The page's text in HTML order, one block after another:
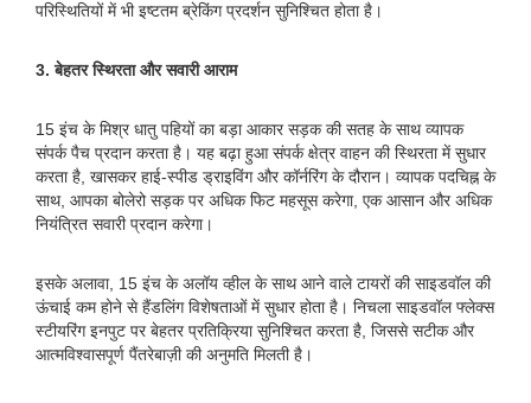
परिस्थितियों में भी इष्टतम ब्रेकिंग प्रदर्शन सुनिश्चित होता है।
3. बेहतर स्थिरता और सवारी आराम
15 इंच के मिश्र धातु पहियों का बड़ा आकार सड़क की सतह के साथ व्यापक
संपर्क पैच प्रदान करता है। यह बढ़ा हुआ संपर्क क्षेत्र वाहन की स्थिरता में सुधार
करता है, खासकर हाई-स्पीड ड्राइविंग और कॉर्नरिंग के दौरान। व्यापक पदचिह्न के
साथ, आपका बोलेरो सड़क पर अधिक फिट महसूस करेगा, एक आसान और अधिक
नियंत्रित सवारी प्रदान करेगा।
इसके अलावा, 15 इंच के अलॉय व्हील के साथ आने वाले टायरों की साइडवॉल की
ऊंचाई कम होने से हैंडलिंग विशेषताओं में सुधार होता है। निचला साइडवॉल फ्लेक्स
स्टीयरिंग इनपुट पर बेहतर प्रतिक्रिया सुनिश्चित करता है, जिससे सटीक और
आत्मविश्वासपूर्ण पैंतरेबाज़ी की अनुमति मिलती है।